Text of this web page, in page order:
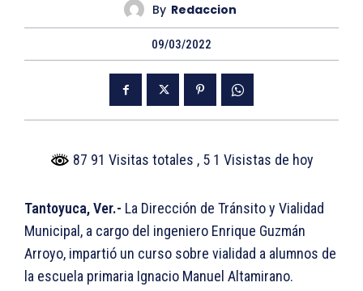
By Redaccion
09/03/2022
87 91 Visitas totales , 5 1 Visistas de hoy
Tantoyuca, Ver.- La Dirección de Tránsito y Vialidad
Municipal, a cargo del ingeniero Enrique Guzmán
Arroyo, impartió un curso sobre vialidad a alumnos de
la escuela primaria Ignacio Manuel Altamirano.